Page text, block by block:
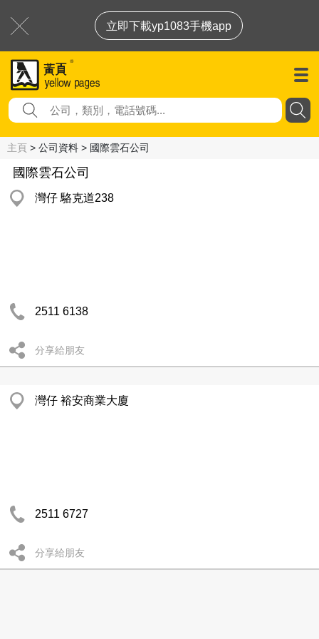
立即下載yp1083手機app
主頁 > 公司資料 > 國際雲石公司
國際雲石公司
灣仔 駱克道238
2511 6138
分享給朋友
灣仔 裕安商業大廈
2511 6727
分享給朋友